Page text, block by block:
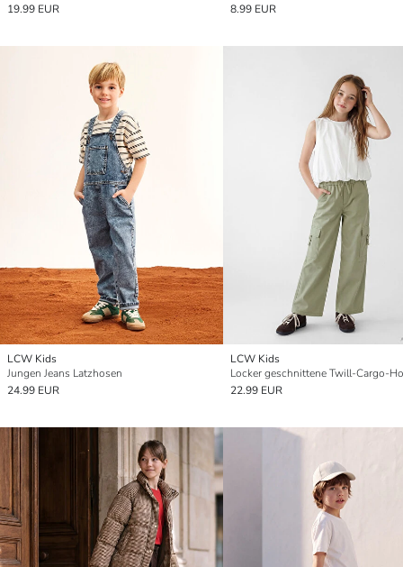
19.99 EUR
8.99 EUR
LCW Kids
Jungen Jeans Latzhosen
24.99 EUR
LCW Kids
22.99 EUR